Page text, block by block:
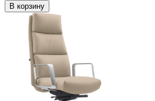
В корзину